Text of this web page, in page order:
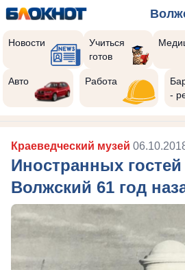
Новости
Учиться
готов
Авто Работа
-
Краеведческий музей
Иностранных
Волжский 61 год